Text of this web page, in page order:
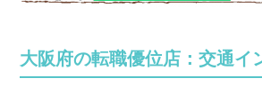
大阪府の転職優位店：交通イ